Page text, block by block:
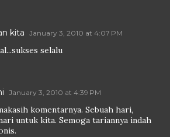
kita January 3, 2010 at 4:07 PM
selalu
January 3, 2010 at 4:39 PM
komentarnya. Sebuah hari,
untuk kita. Semoga tariannya indah